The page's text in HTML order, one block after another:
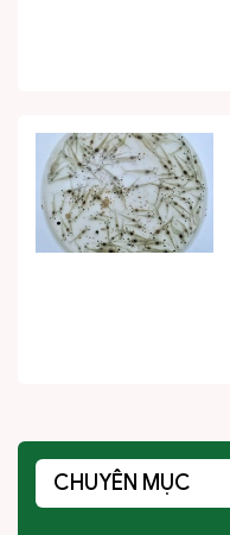
CHUYÊN MỤC